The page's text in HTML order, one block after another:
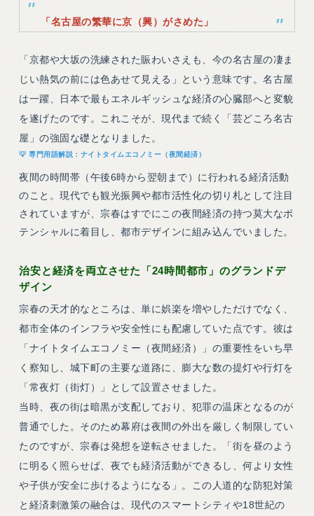
「名古屋の繁華に京（興）がさめた」
「京都や大坂の洗練された賑わいさえも、今の名古屋の凄ま
じい熱気の前には色あせて見える」という意味です。名古屋
は一躍、日本で最もエネルギッシュな経済の心臓部へと変貌
を遂げたのです。これこそが、現代まで続く「芸どころ名古
屋」の強固な礎となりました。
ナイトタイムエコノミー（夜間経済）
夜間の時間帯（午後6時から翌朝まで）に行われる経済活動
のこと。現代でも観光振興や都市活性化の切り札として注目
されていますが、宗春はすでにこの夜間経済の持つ莫大なポ
テンシャルに着目し、都市デザインに組み込んでいました。
治安と経済を両立させた「24時間都市」のグランドデ
ザイン
宗春の天才的なところは、単に娯楽を増やしただけでなく、
都市全体のインフラや安全性にも配慮していた点です。彼は
「ナイトタイムエコノミー（夜間経済）」の重要性をいち早
く察知し、城下町の主要な道路に、膨大な数の提灯や行灯を
「常夜灯（街灯）」として設置させました。
当時、夜の街は暗黒が支配しており、犯罪の温床となるのが
普通でした。そのため幕府は夜間の外出を厳しく制限してい
たのですが、宗春は発想を逆転させました。「街を昼のよう
に明るく照らせば、夜でも経済活動ができるし、何より女性
や子供が安全に歩けるようになる」。この人道的な防犯対策
と経済刺激策の融合は、現代のスマートシティや18世紀の